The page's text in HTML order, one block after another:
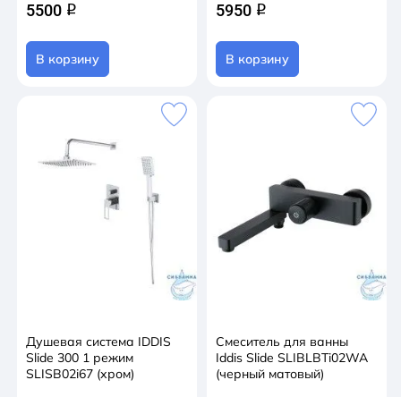
5500 q
В корзину
5950 q
В корзину
Душевая система IDDIS
Slide 300 1 режим
SLISB02i67 (хром)
Смеситель для ванны
Iddis Slide SLIBLBTi02WA
(черный матовый)